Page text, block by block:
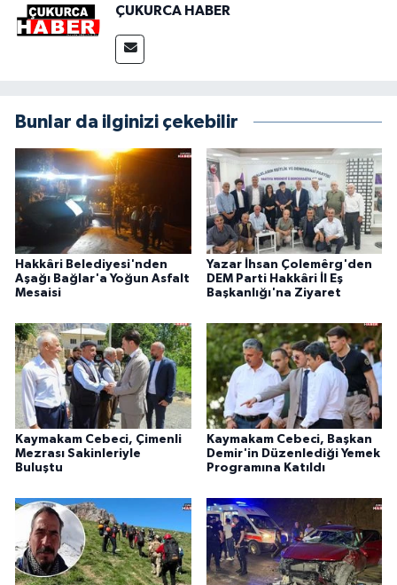
ÇUKURCA HABER
Bunlar da ilginizi çekebilir
Hakkâri Belediyesi'nden
Aşağı Bağlar'a Yoğun Asfalt
Mesaisi
Yazar İhsan Çolemêrg'den
DEM Parti Hakkâri İl Eş
Başkanlığı'na Ziyaret
Kaymakam Cebeci, Çimenli
Mezrası Sakinleriyle
Buluştu
Kaymakam Cebeci, Başkan
Demir'in Düzenlediği Yemek
Programına Katıldı